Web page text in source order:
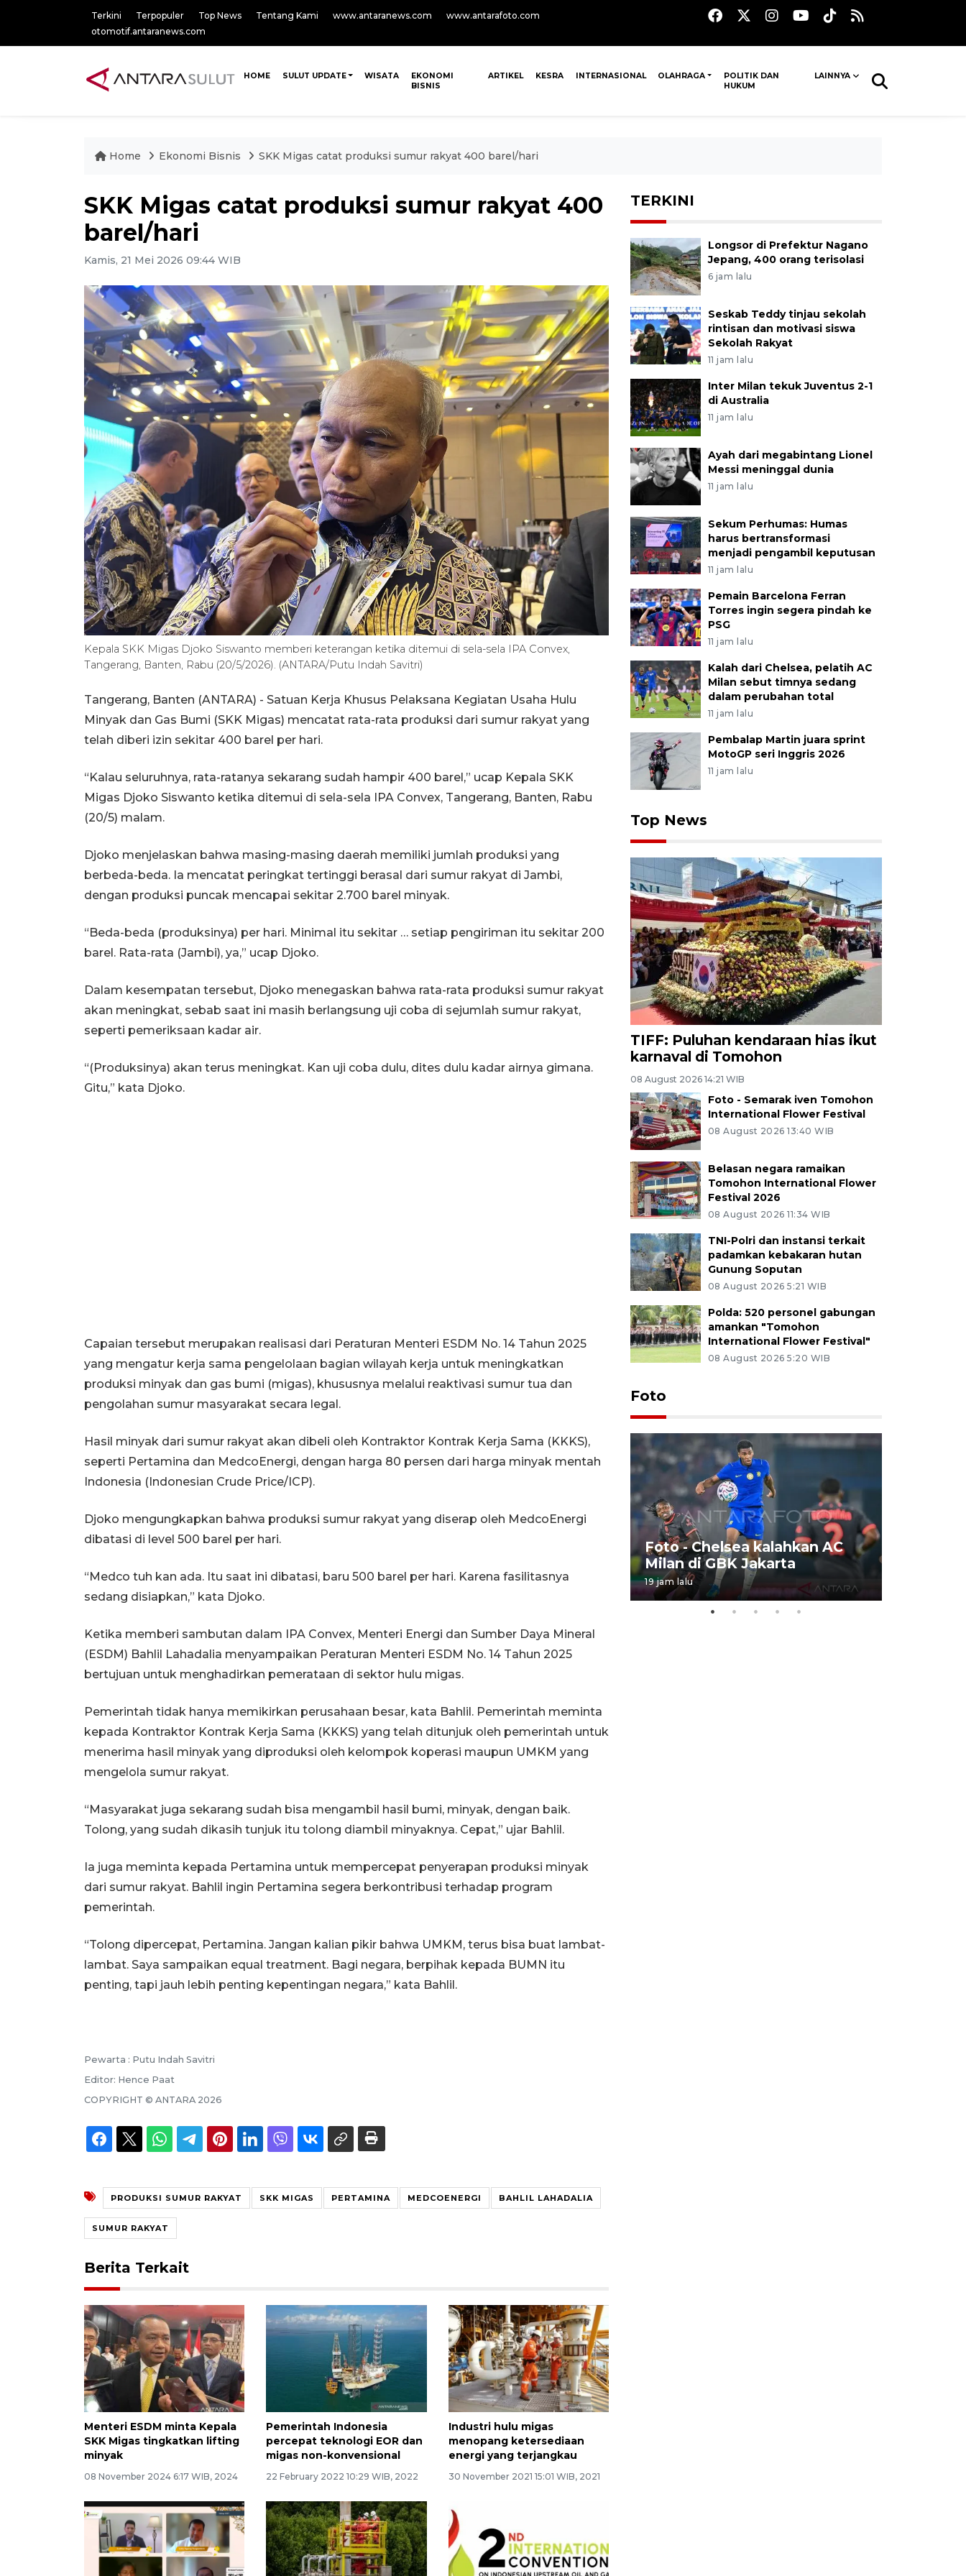
Terkini Terpopuler Top News Tentang Kami www.antaranews.com
www.antarafoto.com
otomotif.antaranews.com
HOME SULUT UPDATE WISATA
EKONOMI
BISNIS
ARTIKEL KESRA INTERNASIONAL OLAHRAGA
POLITIK DAN
HUKUM
LAINNYA
Home Ekonomi Bisnis SKK Migas catat produksi sumur rakyat 400 barel/hari
SKK Migas catat produksi sumur rakyat 400
barel/hari
Kamis, 21 Mei 2026 09:44 WIB
Kepala SKK Migas Djoko Siswanto memberi keterangan ketika ditemui di sela-sela IPA Convex,
Tangerang, Banten, Rabu (20/5/2026). (ANTARA/Putu Indah Savitri)
Tangerang, Banten (ANTARA) - Satuan Kerja Khusus Pelaksana Kegiatan Usaha Hulu
Minyak dan Gas Bumi (SKK Migas) mencatat rata-rata produksi dari sumur rakyat yang
telah diberi izin sekitar 400 barel per hari.
“Kalau seluruhnya, rata-ratanya sekarang sudah hampir 400 barel,” ucap Kepala SKK
Migas Djoko Siswanto ketika ditemui di sela-sela IPA Convex, Tangerang, Banten, Rabu
(20/5) malam.
Djoko menjelaskan bahwa masing-masing daerah memiliki jumlah produksi yang
berbeda-beda. Ia mencatat peringkat tertinggi berasal dari sumur rakyat di Jambi,
dengan produksi puncak mencapai sekitar 2.700 barel minyak.
“Beda-beda (produksinya) per hari. Minimal itu sekitar … setiap pengiriman itu sekitar 200
barel. Rata-rata (Jambi), ya,” ucap Djoko.
Dalam kesempatan tersebut, Djoko menegaskan bahwa rata-rata produksi sumur rakyat
akan meningkat, sebab saat ini masih berlangsung uji coba di sejumlah sumur rakyat,
seperti pemeriksaan kadar air.
“(Produksinya) akan terus meningkat. Kan uji coba dulu, dites dulu kadar airnya gimana.
Gitu,” kata Djoko.
Capaian tersebut merupakan realisasi dari Peraturan Menteri ESDM No. 14 Tahun 2025
yang mengatur kerja sama pengelolaan bagian wilayah kerja untuk meningkatkan
produksi minyak dan gas bumi (migas), khususnya melalui reaktivasi sumur tua dan
pengolahan sumur masyarakat secara legal.
Hasil minyak dari sumur rakyat akan dibeli oleh Kontraktor Kontrak Kerja Sama (KKKS),
seperti Pertamina dan MedcoEnergi, dengan harga 80 persen dari harga minyak mentah
Indonesia (Indonesian Crude Price/ICP).
Djoko mengungkapkan bahwa produksi sumur rakyat yang diserap oleh MedcoEnergi
dibatasi di level 500 barel per hari.
“Medco tuh kan ada. Itu saat ini dibatasi, baru 500 barel per hari. Karena fasilitasnya
sedang disiapkan,” kata Djoko.
Ketika memberi sambutan dalam IPA Convex, Menteri Energi dan Sumber Daya Mineral
(ESDM) Bahlil Lahadalia menyampaikan Peraturan Menteri ESDM No. 14 Tahun 2025
bertujuan untuk menghadirkan pemerataan di sektor hulu migas.
Pemerintah tidak hanya memikirkan perusahaan besar, kata Bahlil. Pemerintah meminta
kepada Kontraktor Kontrak Kerja Sama (KKKS) yang telah ditunjuk oleh pemerintah untuk
menerima hasil minyak yang diproduksi oleh kelompok koperasi maupun UMKM yang
mengelola sumur rakyat.
“Masyarakat juga sekarang sudah bisa mengambil hasil bumi, minyak, dengan baik.
Tolong, yang sudah dikasih tunjuk itu tolong diambil minyaknya. Cepat,” ujar Bahlil.
Ia juga meminta kepada Pertamina untuk mempercepat penyerapan produksi minyak
dari sumur rakyat. Bahlil ingin Pertamina segera berkontribusi terhadap program
pemerintah.
“Tolong dipercepat, Pertamina. Jangan kalian pikir bahwa UMKM, terus bisa buat lambat-
lambat. Saya sampaikan equal treatment. Bagi negara, berpihak kepada BUMN itu
penting, tapi jauh lebih penting kepentingan negara,” kata Bahlil.
Pewarta : Putu Indah Savitri
Editor: Hence Paat
COPYRIGHT © ANTARA 2026
PRODUKSI SUMUR RAKYAT SKK MIGAS PERTAMINA MEDCOENERGI BAHLIL LAHADALIA
SUMUR RAKYAT
Berita Terkait
Menteri ESDM minta Kepala
SKK Migas tingkatkan lifting
minyak
08 November 2024 6:17 WIB, 2024
Pemerintah Indonesia
percepat teknologi EOR dan
migas non-konvensional
22 February 2022 10:29 WIB, 2022
Industri hulu migas
menopang ketersediaan
energi yang terjangkau
30 November 2021 15:01 WIB, 2021
TERKINI
Longsor di Prefektur Nagano
Jepang, 400 orang terisolasi
6 jam lalu
Seskab Teddy tinjau sekolah
rintisan dan motivasi siswa
Sekolah Rakyat
11 jam lalu
Inter Milan tekuk Juventus 2-1
di Australia
11 jam lalu
Ayah dari megabintang Lionel
Messi meninggal dunia
11 jam lalu
Sekum Perhumas: Humas
harus bertransformasi
menjadi pengambil keputusan
11 jam lalu
Pemain Barcelona Ferran
Torres ingin segera pindah ke
PSG
11 jam lalu
Kalah dari Chelsea, pelatih AC
Milan sebut timnya sedang
dalam perubahan total
11 jam lalu
Pembalap Martin juara sprint
MotoGP seri Inggris 2026
11 jam lalu
Top News
TIFF: Puluhan kendaraan hias ikut
karnaval di Tomohon
08 August 2026 14:21 WIB
Foto - Semarak iven Tomohon
International Flower Festival
08 August 2026 13:40 WIB
Belasan negara ramaikan
Tomohon International Flower
Festival 2026
08 August 2026 11:34 WIB
TNI-Polri dan instansi terkait
padamkan kebakaran hutan
Gunung Soputan
08 August 2026 5:21 WIB
Polda: 520 personel gabungan
amankan "Tomohon
International Flower Festival"
08 August 2026 5:20 WIB
Foto
Foto - Polresta Samarinda
27 February 2026 22:30 WIB
Foto - Chelsea kalahkan AC
Milan di GBK Jakarta
19 jam lalu